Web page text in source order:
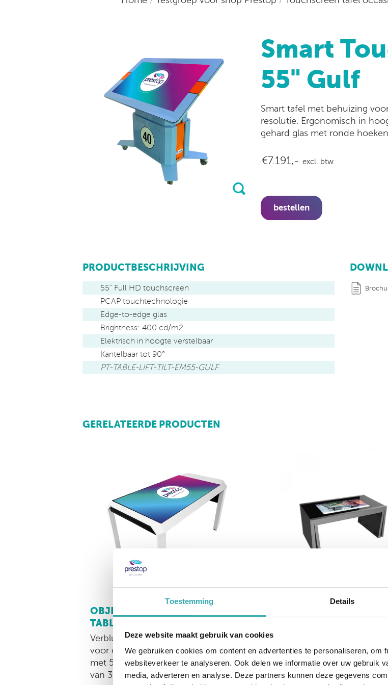
Toestemming Details
Deze website maakt gebruik van cookies
We gebruiken cookies om content en advertenties te personaliseren, om
websiteverkeer te analyseren. Ook delen we informatie over uw gebruik
media, adverteren en analyse. Deze partners kunnen deze gegevens
Smart
55" Gulf
Smart tafel met behuizing
resolutie. Ergonomisch in
gehard glas met ronde
€7.191,- excl. btw
bestellen
PRODUCTBESCHRIJVING
55" Full HD touchscreen
PCAP touchtechnologie
Edge-to-edge glas
Brightness: 400 cd/m2
Elektrisch in hoogte verstelbaar
Kantelbaar tot 90°
PT-TABLE-LIFT-TILT-EM55-GULF
GERELATEERDE PRODUCTEN
OBJECT RECOGNITION TOUCH
TABLE 55"
Verbluffende multitouch tafel, perfect
voor object herkenning. Uitgerust
met 55" Full HD display. Bovenzijde
van 3.3 mm gehard glas.
De 32" Lobby Tafel is
je wachtkamer, showroom of
koffiehoek. De tafel is bij
geschikt om de klant te